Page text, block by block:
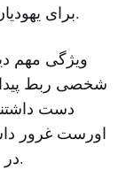
برای یهودیان یا شیعیان فارس وجود نخواهد داشت.
ویژگی مهم
شخصی ربط پیدا
دست
اورست غرور
در همه زمینه های فعالیت بشری نابغه اند.